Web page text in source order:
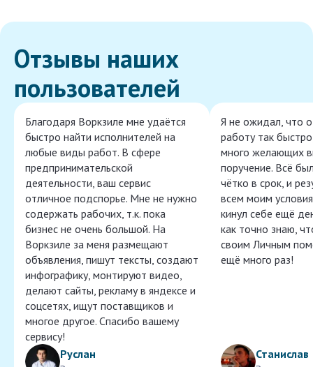
Отзывы наших
пользователей
Благодаря Воркзиле мне удаётся
быстро найти исполнителей на
любые виды работ. В сфере
предпринимательской
деятельности, ваш сервис
отличное подспорье. Мне не нужно
содержать рабочих, т.к. пока
бизнес не очень большой. На
Воркзиле за меня размещают
объявления, пишут тексты, создают
инфографику, монтируют видео,
делают сайты, рекламу в яндексе и
соцсетях, ищут поставщиков и
многое другое. Спасибо вашему
сервису!
Руслан
Я не ожидал, что
работу так
много желающих
поручение. Всё
чётко в срок, и
всем моим
кинул себе ещё
как точно знаю,
своим Личным
ещё много раз!
Станислав